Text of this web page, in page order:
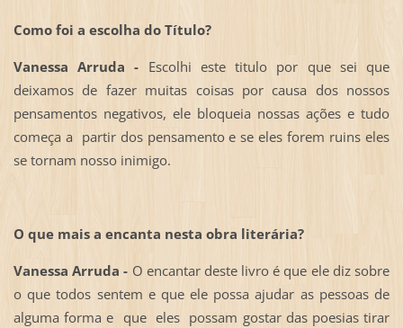
Como foi a escolha do Título?
Vanessa Arruda - Escolhi este titulo por que sei que
deixamos de fazer muitas coisas por causa dos nossos
pensamentos negativos, ele bloqueia nossas ações e tudo
começa a partir dos pensamento e se eles forem ruins eles
se tornam nosso inimigo.
O que mais a encanta nesta obra literária?
Vanessa Arruda - O encantar deste livro é que ele diz sobre
o que todos sentem e que ele possa ajudar as pessoas de
alguma forma e que eles possam gostar das poesias tirar